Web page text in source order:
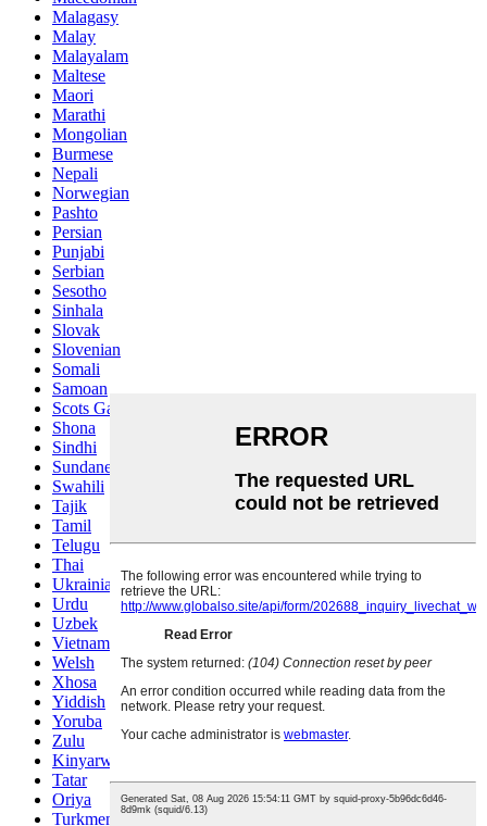
Malagasy
Malay
Malayalam
Maltese
Maori
Marathi
Mongolian
Burmese
Nepali
Norwegian
Pashto
Persian
Punjabi
Serbian
Sesotho
Sinhala
Slovak
Slovenian
Somali
Samoan
Scots Gaelic
Shona
Sindhi
Sundanese
Swahili
Tajik
Tamil
Telugu
Thai
Ukrainian
Urdu
Uzbek
Vietnamese
Welsh
Xhosa
Yiddish
Yoruba
Zulu
Kinyarwanda
Tatar
Oriya
Turkmen